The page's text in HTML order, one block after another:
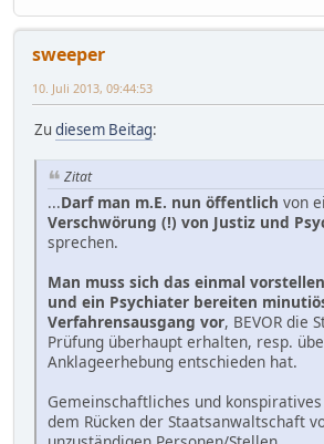
sweeper
10. Juli 2013, 09:44:53
Zu diesem Beitag:
Zitat
...Darf man m.E. nun öffentlich von
Verschwörung (!) von Justiz und
sprechen.
Man muss sich das einmal
und ein Psychiater bereiten
Verfahrensausgang vor, BEVOR die
Prüfung überhaupt erhalten, resp.
Anklageerhebung entschieden hat.
Gemeinschaftliches und
dem Rücken der Staatsanwaltschaft